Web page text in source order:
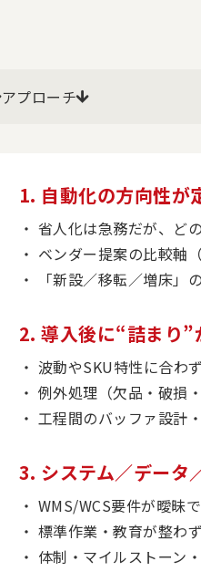
アプローチ
1. 自動化の方向性が
省人化は急務だが、ど
ベンダー提案の比較軸
「新設／移転／増床」
2. 導入後に“詰まり
波動やSKU特性に合わ
例外処理（欠品・破損
工程間のバッファ設計
3. システム／データ
WMS/WCS要件が曖昧
標準作業・教育が整わ
体制・マイルストーン